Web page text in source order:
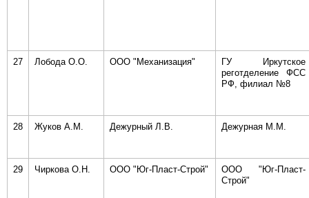
27 Лобода О.О. ООО "Механизация"
ГУ Иркутское
реготделение ФСС
РФ, филиал №8
28 Жуков А.М. Дежурный Л.В. Дежурная М.М.
29 Чиркова О.Н. ООО "Юг-Пласт-Строй"
ООО "Юг-Пласт-
Строй"